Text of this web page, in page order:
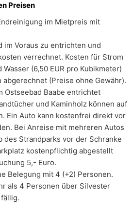
Preisen
im Mietpreis mit
im Voraus zu entrichten und
verrechnet. Kosten für Strom
Wasser (6,50 EUR pro Kubikmeter)
(Preise ohne Gewähr).
Ostseebad Baabe entrichtet
und Kaminholz können auf
Ein Auto kann kostenfrei direkt vor
Bei Anreise mit mehreren Autos
des Strandparks vor der Schranke
kostenpflichtig abgestellt
5,- Euro.
Belegung mit 4 (+2) Personen.
als 4 Personen über Silvester